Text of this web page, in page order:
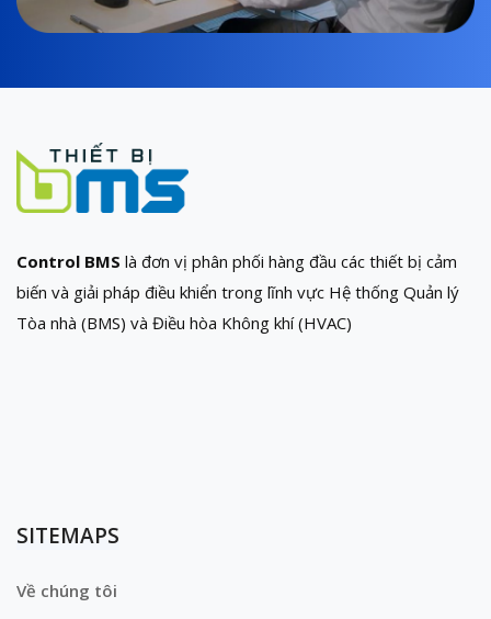
Control BMS là đơn vị phân phối hàng đầu các thiết bị cảm
biến và giải pháp điều khiển trong lĩnh vực Hệ thống Quản lý
Tòa nhà (BMS) và Điều hòa Không khí (HVAC)
SITEMAPS
Về chúng tôi